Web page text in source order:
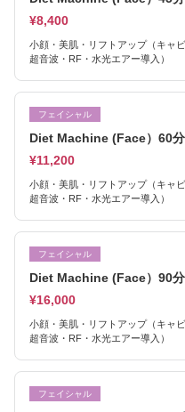
¥8,400
小顔・美肌・リフトアップ（キャ
超音波・RF・水光エアー導入）
フェイシャル
Diet Machine (Face）60分
¥11,200
小顔・美肌・リフトアップ（キャ
超音波・RF・水光エアー導入）
フェイシャル
Diet Machine (Face）90
¥16,000
小顔・美肌・リフトアップ（キャ
超音波・RF・水光エアー導入）
フェイシャル